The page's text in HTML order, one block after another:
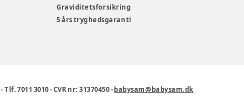
Graviditetsforsikring
5 års tryghedsgaranti
-Tlf. 7011 3010-CVR nr: 31370450-babysam@babysam.dk